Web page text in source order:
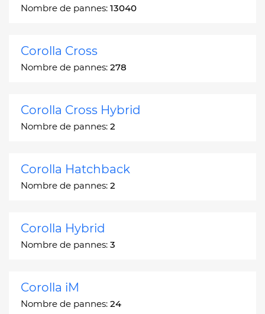
Nombre de pannes: 13040
Corolla Cross
Nombre de pannes: 278
Corolla Cross Hybrid
Nombre de pannes: 2
Corolla Hatchback
Nombre de pannes: 2
Corolla Hybrid
Nombre de pannes: 3
Corolla iM
Nombre de pannes: 24